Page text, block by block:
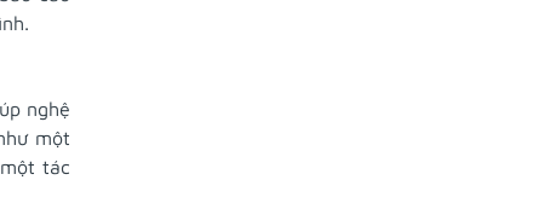
nghệ
một
tác